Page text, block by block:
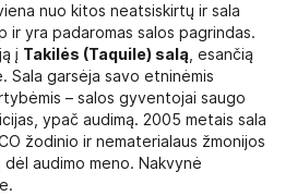
nuo kitos neatsiskirtų ir sala
ir yra padaromas salos pagrindas.
į Takilės (Taquile) salą , esančią
Sala garsėja savo etninėmis
– salos gyventojai saugo
ypač audimą. 2005 metais sala
žodinio ir nematerialaus žmonijos
audimo meno. Nakvynė